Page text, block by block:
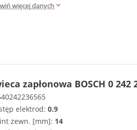
więcej danych
zapłonowa BOSCH 0 242
elektrod: 0.9
zewn. [mm]: 14